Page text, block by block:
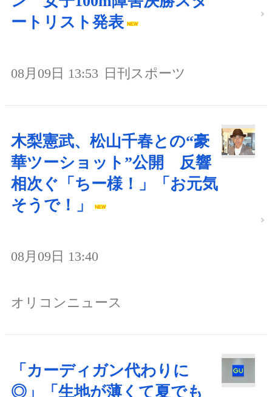
ートリスト発表
08月09日 13:53 日刊スポーツ
木梨憲武、松山千春との“豪
華ツーショット”公開 反響
相次ぐ「ちー様！」「お元気
そうで！」
08月09日 13:40
オリコンニュース
「カーディガン代わりに
◎」「生地が薄くて夏でも